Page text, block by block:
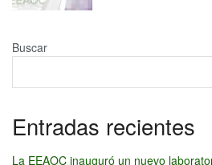
Buscar
Entradas recientes
La EEAOC inauguró un nuevo